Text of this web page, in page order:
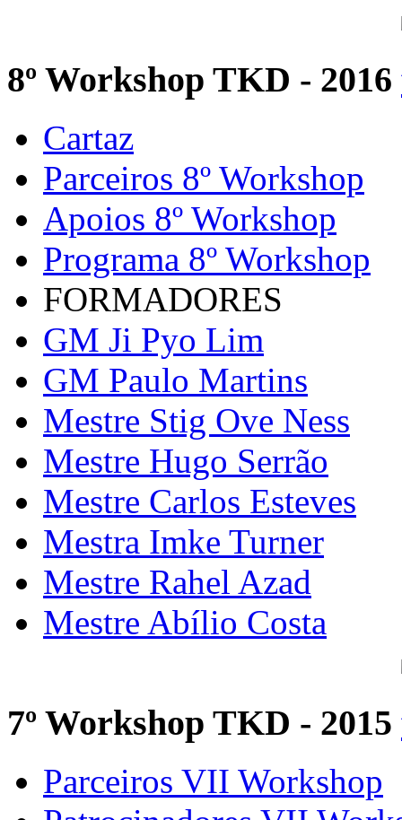
8º Workshop TKD - 2016
Cartaz
Parceiros 8º Workshop
Apoios 8º Workshop
Programa 8º Workshop
FORMADORES
GM Ji Pyo Lim
GM Paulo Martins
Mestre Stig Ove Ness
Mestre Hugo Serrão
Mestre Carlos Esteves
Mestra Imke Turner
Mestre Rahel Azad
Mestre Abílio Costa
7º Workshop TKD - 2015
Parceiros VII Workshop